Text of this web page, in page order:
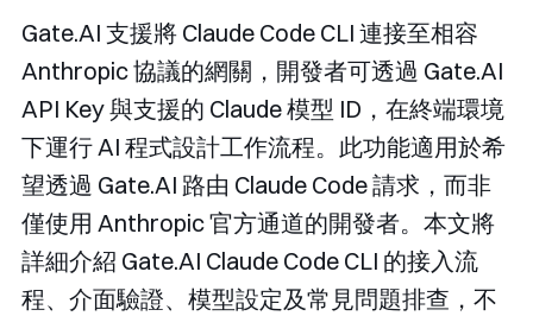
Gate.AI 支援將 Claude Code CLI 連接至相容
Anthropic 協議的網關，開發者可透過 Gate.AI
API Key 與支援的 Claude 模型 ID，在終端環境
下運行 AI 程式設計工作流程。此功能適用於希
望透過 Gate.AI 路由 Claude Code 請求，而非
僅使用 Anthropic 官方通道的開發者。本文將
詳細介紹 Gate.AI Claude Code CLI 的接入流
程、介面驗證、模型設定及常見問題排查，不